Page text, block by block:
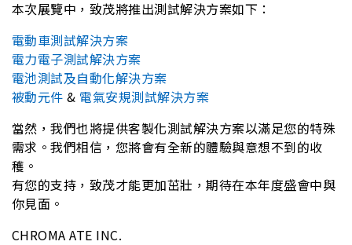
本次展覽中，致茂將推出測試解決方案如下：
電動車測試解決方案
電力電子測試解決方案
電池測試及自動化解決方案
被動元件 & 電氣安規測試解決方案
當然，我們也將提供客製化測試解決方案以滿足您的特殊
需求。我們相信，您將會有全新的體驗與意想不到的收
穫。
有您的支持，致茂才能更加茁壯，期待在本年度盛會中與
你見面。
CHROMA ATE INC.